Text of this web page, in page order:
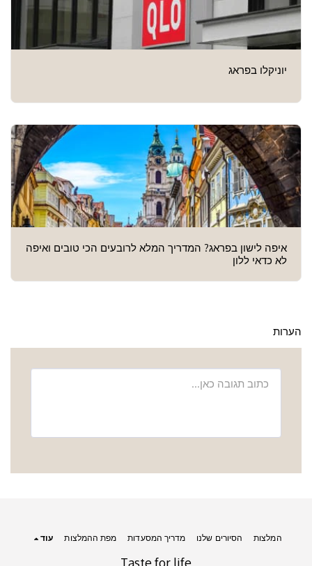
יוניקלו בפראג
איפה לישון בפראג? המדריך המלא לרובעים הכי טובים ואיפה
לא כדאי ללון
הערות
Taste for life
המלצות הסיורים שלנו מדריך המסעדות מפת ההמלצות עוד